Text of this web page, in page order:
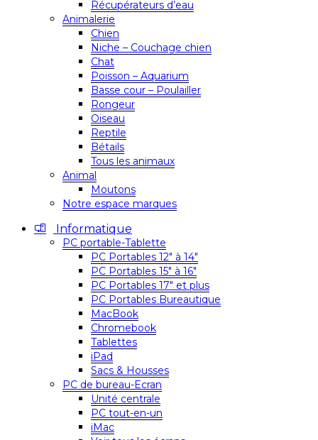
Récupérateurs d’eau
Animalerie
Chien
Niche – Couchage chien
Chat
Poisson – Aquarium
Basse cour – Poulailler
Rongeur
Oiseau
Reptile
Bétails
Tous les animaux
Animal
Moutons
Notre espace marques
Informatique
PC portable-Tablette
PC Portables 12″ à 14″
PC Portables 15″ à 16″
PC Portables 17″ et plus
PC Portables Bureautique
MacBook
Chromebook
Tablettes
iPad
Sacs & Housses
PC de bureau-Ecran
Unité centrale
PC tout-en-un
iMac